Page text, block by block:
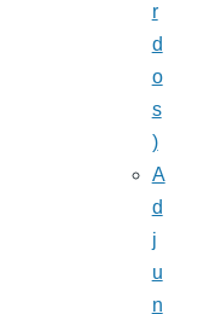
r
d
o
s
)
A
d
j
u
n